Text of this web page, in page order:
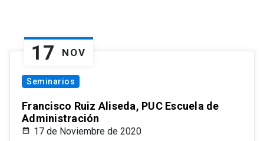
17 NOV
Seminarios
Francisco Ruiz Aliseda, PUC Escuela de
Administración
17 de Noviembre de 2020